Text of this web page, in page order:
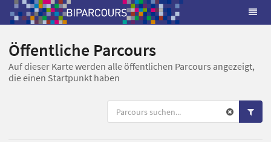
Öffentliche Parcours
Auf dieser Karte werden alle öffentlichen Parcours angezeigt,
die einen Startpunkt haben